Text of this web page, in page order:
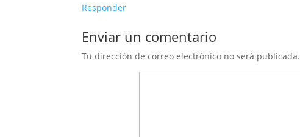
Responder
Enviar un comentario
Tu dirección de correo electrónico no será publicada.